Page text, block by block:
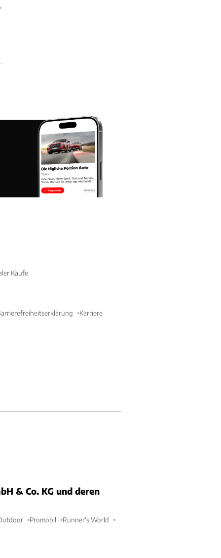
Käufe
Karriere
& Co. KG und deren
Promobil Runner's World